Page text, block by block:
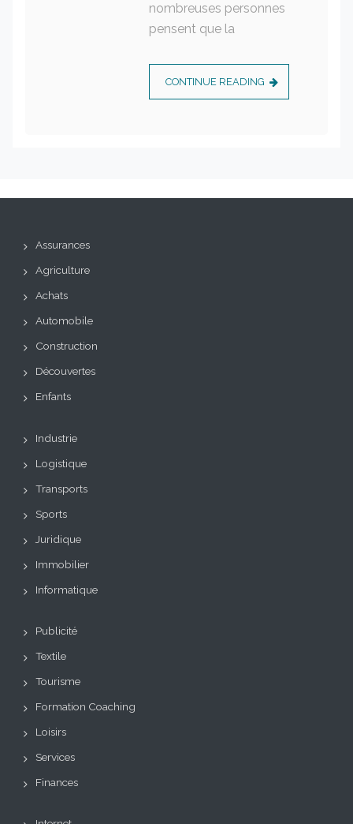
nombreuses personnes
pensent que la
CONTINUE READING
Assurances
Agriculture
Achats
Automobile
Construction
Découvertes
Enfants
Industrie
Logistique
Transports
Sports
Juridique
Immobilier
Informatique
Publicité
Textile
Tourisme
Formation Coaching
Loisirs
Services
Finances